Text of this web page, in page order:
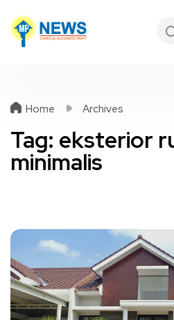
Home Archives
Tag: eksterior
minimalis